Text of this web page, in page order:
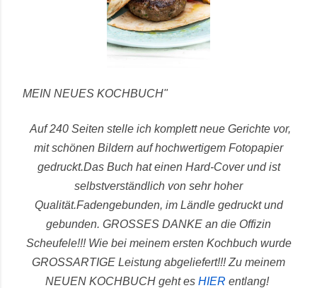
MEIN NEUES KOCHBUCH"
Auf 240 Seiten stelle ich komplett neue Gerichte vor,
mit schönen Bildern auf hochwertigem Fotopapier
gedruckt.Das Buch hat einen Hard-Cover und ist
selbstverständlich von sehr hoher
Qualität.Fadengebunden, im Ländle gedruckt und
gebunden. GROSSES DANKE an die Offizin
Scheufele!!! Wie bei meinem ersten Kochbuch wurde
GROSSARTIGE Leistung abgeliefert!!!Zu meinem
NEUEN KOCHBUCH geht es HIER entlang!